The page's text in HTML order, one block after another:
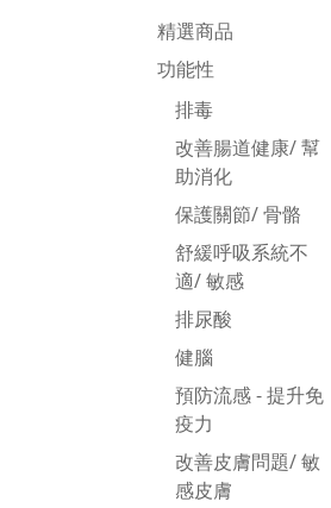
精選商品
功能性
排毒
改善腸道健康/ 幫
助消化
保護關節/ 骨骼
舒緩呼吸系統不
適/ 敏感
排尿酸
健腦
預防流感 - 提升免
疫力
改善皮膚問題/ 敏
感皮膚